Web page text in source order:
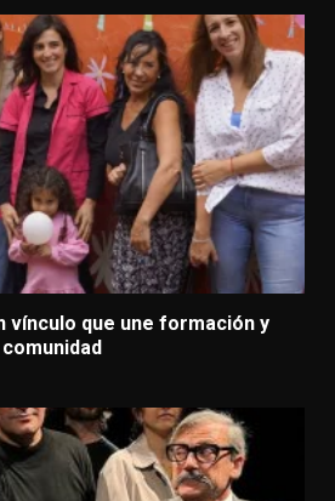
vínculo que une formación y